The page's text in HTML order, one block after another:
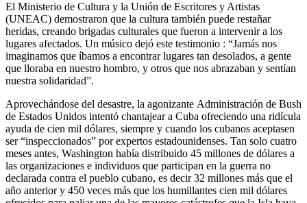
El Ministerio de Cultura y la Unión de Escritores y Artistas
(UNEAC) demostraron que la cultura también puede restañar
heridas, creando brigadas culturales que fueron a intervenir a los
lugares afectados. Un músico dejó este testimonio : “Jamás nos
imaginamos que íbamos a encontrar lugares tan desolados, a gente
que lloraba en nuestro hombro, y otros que nos abrazaban y sentían
nuestra solidaridad”.
Aprovechándose del desastre, la agonizante Administración de Bush
de Estados Unidos intentó chantajear a Cuba ofreciendo una ridícula
ayuda de cien mil dólares, siempre y cuando los cubanos aceptasen
ser “inspeccionados” por expertos estadounidenses. Tan solo cuatro
meses antes, Washington había distribuido 45 millones de dólares a
las organizaciones e individuos que participan en la guerra no
declarada contra el pueblo cubano, es decir 32 millones más que el
año anterior y 450 veces más que los humillantes cien mil dólares